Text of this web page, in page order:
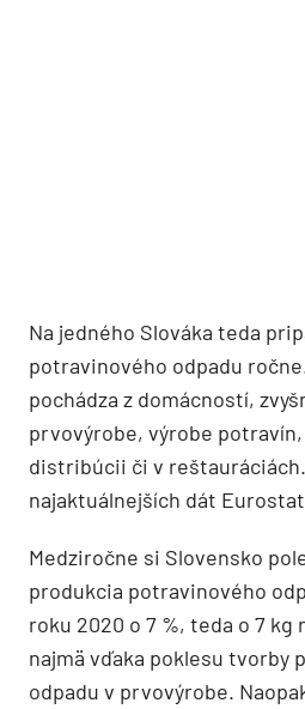
Na jedného Slováka teda
potravinového odpadu
pochádza z domácností,
prvovýrobe, výrobe
distribúcii či v
najaktuálnejších dát
Medziročne si Slovensko
produkcia potravinového
roku 2020 o 7 %, teda o 7 kg
najmä vďaka poklesu tvorby
odpadu v prvovýrobe.